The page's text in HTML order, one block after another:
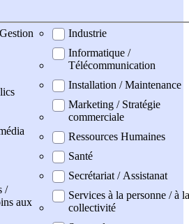
/
aux
Industrie
Informatique /
Télécommunication
Installation / Maintenance
Marketing / Stratégie
commerciale
Ressources Humaines
Santé
Secrétariat / Assistanat
Services à la personne / à la
collectivité